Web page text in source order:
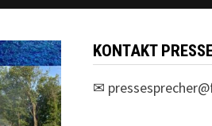
KONTAKT
✉